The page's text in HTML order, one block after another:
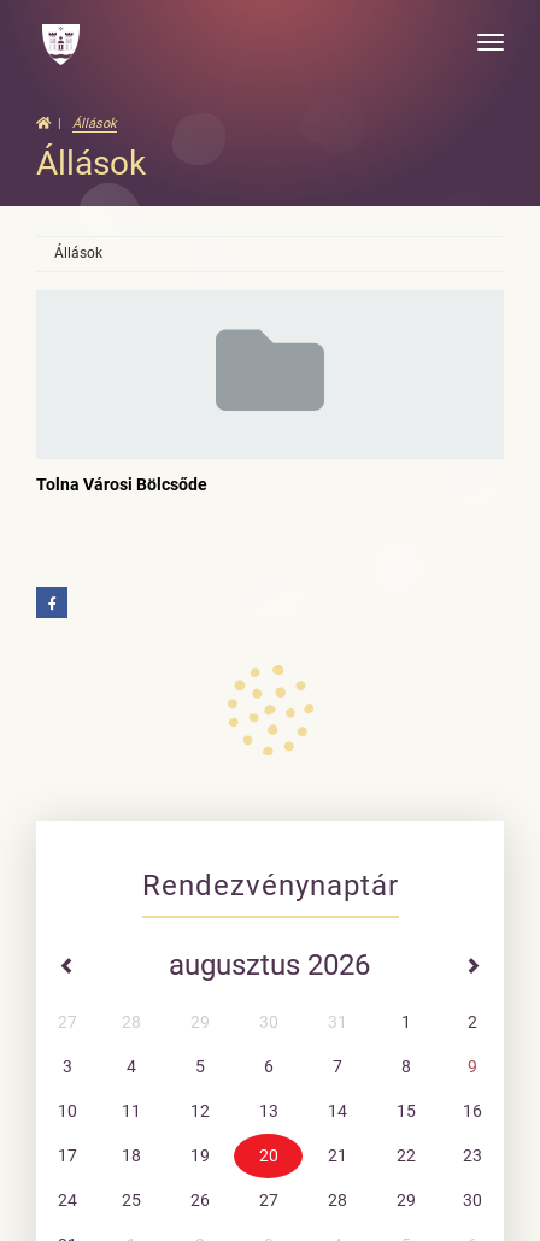
Toggle
Állások
Állások
Állások
Tolna Városi Bölcsőde
Rendezvénynaptár
augusztus 2026
27 28 29 30 31 1 2
3 4 5 6 7 8 9
10 11 12 13 14 15 16
17 18 19 20 21 22 23
24 25 26 27 28 29 30